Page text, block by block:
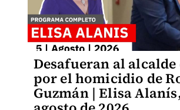
Desafueran al alcalde
por el homicidio de
Guzmán | Elisa